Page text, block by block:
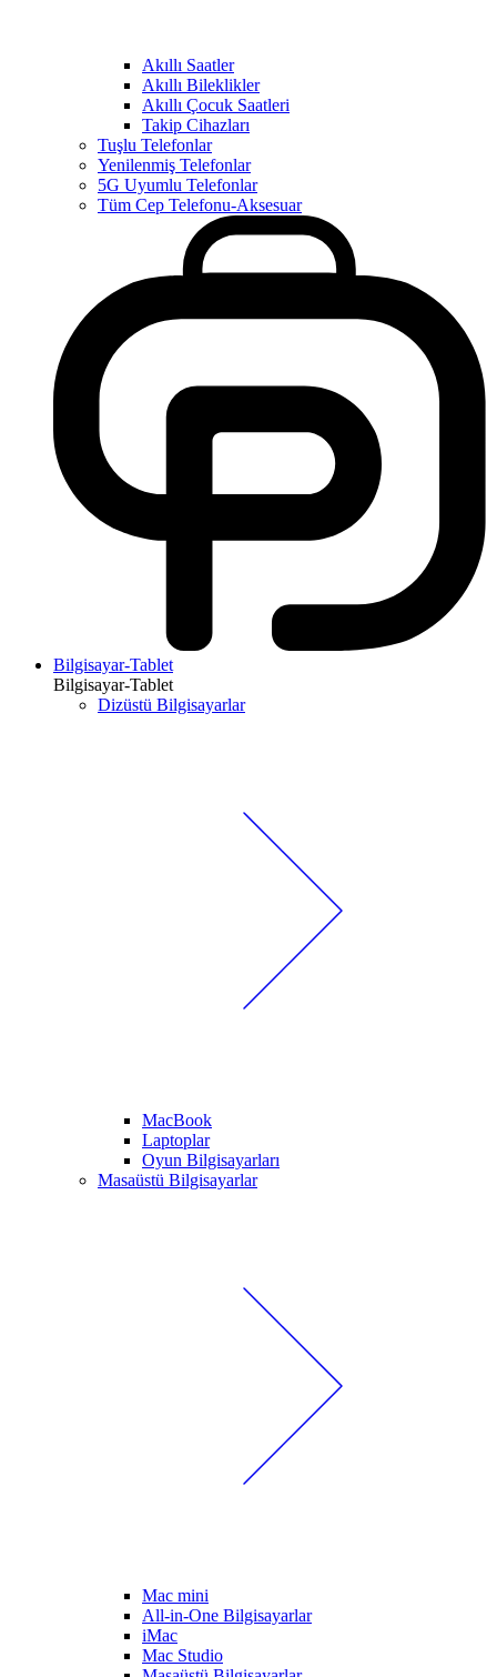
Akıllı Saatler
Akıllı Bileklikler
Akıllı Çocuk Saatleri
Takip Cihazları
Tuşlu Telefonlar
Yenilenmiş Telefonlar
5G Uyumlu Telefonlar
Tüm Cep Telefonu-Aksesuar
Bilgisayar-Tablet
Bilgisayar-Tablet
Dizüstü Bilgisayarlar
MacBook
Laptoplar
Oyun Bilgisayarları
Masaüstü Bilgisayarlar
Mac mini
All-in-One Bilgisayarlar
iMac
Mac Studio